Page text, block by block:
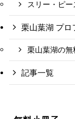
スリー・ピ
栗山葉湖 プロ
栗山葉湖の
記事一覧